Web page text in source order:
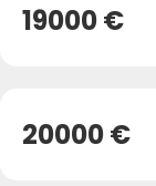
19000 €
20000 €